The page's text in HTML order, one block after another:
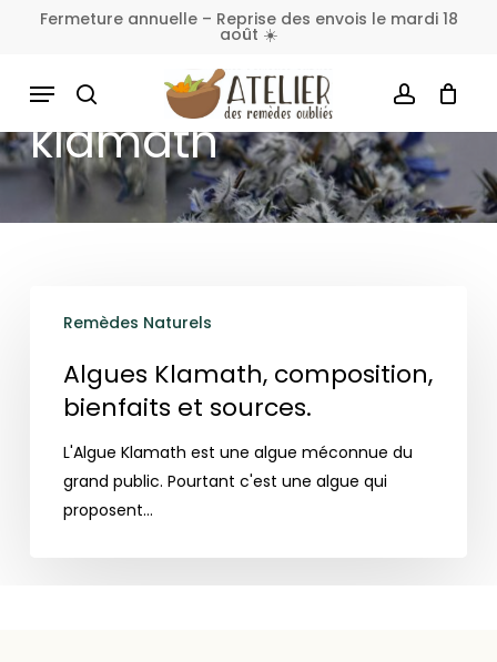
content
Fermeture annuelle – Reprise des envois le mardi 18
août ☀️
SEARCH ACCOUNT
MENU panier
klamath
Klamath,
bienfaits
sources.
Remèdes Naturels
Algues Klamath, composition,
bienfaits et sources.
L'Algue Klamath est une algue méconnue du
grand public. Pourtant c'est une algue qui
proposent…